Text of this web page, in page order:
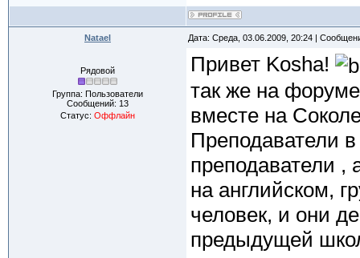
Natael Дата: Среда, 03.06.2009, 20:24 |
Рядовой
Группа: Пользователи
Сообщений: 13
Статус: Оффлайн
Привет Kosha!
так же на
вместе на
Преподаватели
преподаватели ,
на английском,
человек, и они
предыдущей